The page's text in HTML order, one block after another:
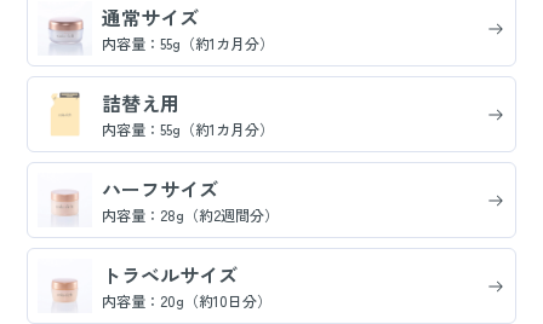
通常サイズ
内容量：55g（約1カ月分）
詰替え用
内容量：55g（約1カ月分）
ハーフサイズ
内容量：28g（約2週間分）
トラベルサイズ
内容量：20g（約10日分）